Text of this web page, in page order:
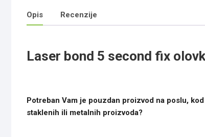
Opis Recenzije
Laser bond 5 second fix
Potreban Vam je pouzdan proizvod na poslu,
staklenih ili metalnih proizvoda?